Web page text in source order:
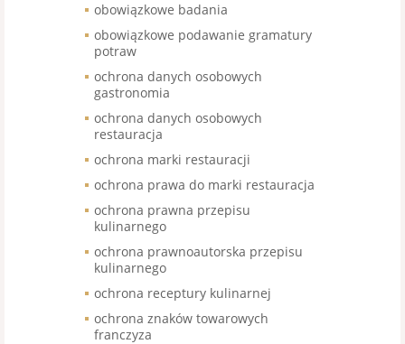
obowiązkowe badania
obowiązkowe podawanie gramatury
potraw
ochrona danych osobowych
gastronomia
ochrona danych osobowych
restauracja
ochrona marki restauracji
ochrona prawa do marki restauracja
ochrona prawna przepisu
kulinarnego
ochrona prawnoautorska przepisu
kulinarnego
ochrona receptury kulinarnej
ochrona znaków towarowych
franczyza